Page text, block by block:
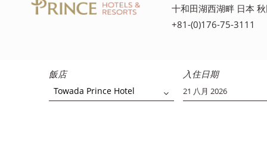
飯店
Towada Prince Hotel
入住日期
十和田湖西湖畔 日本
+81-(0)176-75-3111